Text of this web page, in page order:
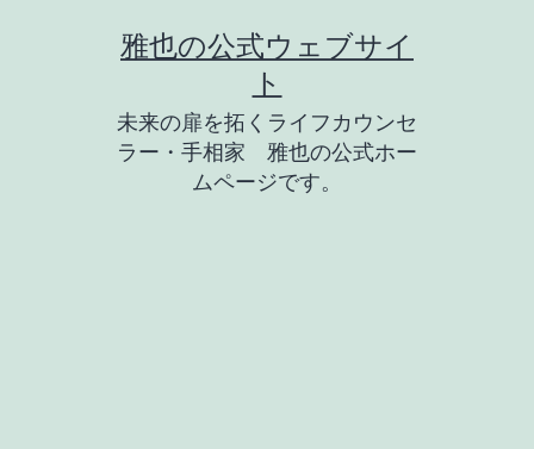
雅也の公式ウェブサイ
ト
未来の扉を拓くライフカウンセ
ラー・手相家 雅也の公式ホー
ムページです。